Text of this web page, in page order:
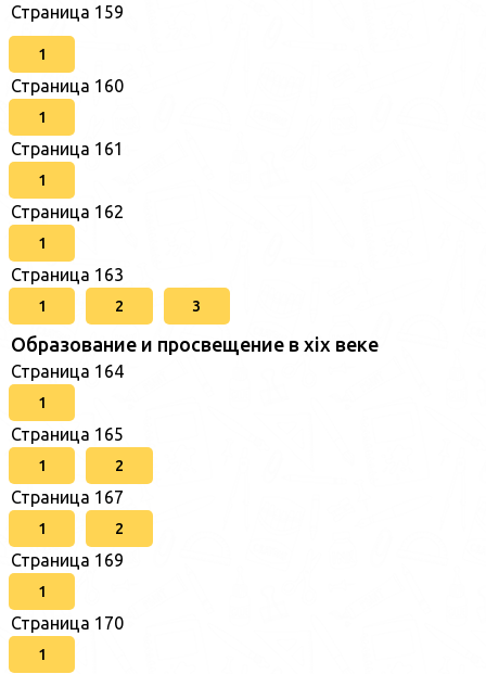
Страница 159
1
Страница 160
1
Страница 161
1
Страница 162
1
Страница 163
1 2 3
Образование и просвещение в xix веке
Страница 164
1
Страница 165
1 2
Страница 167
1 2
Страница 169
1
Страница 170
1